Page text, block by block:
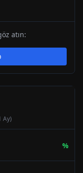
atın:
Ay)
%